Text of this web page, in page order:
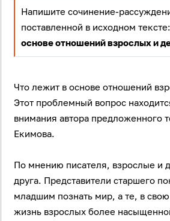
Напишите сочинение-
поставленной в исходном тексте:
основе отношений взрослых и
Что лежит в основе отношений
Этот проблемный вопрос
внимания автора предложенного
Екимова.
По мнению писателя, взрослые и
друга. Представители старшего
младшим познать мир, а те, в
жизнь взрослых более